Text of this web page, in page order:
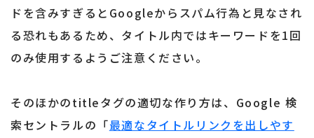
ドを含みすぎるとGoogleからスパム行為と見なされ
る恐れもあるため、タイトル内ではキーワードを1回
のみ使用するようご注意ください。
そのほかのtitleタグの適切な作り方は、Google 検
索セントラルの「最適なタイトルリンクを出しやす